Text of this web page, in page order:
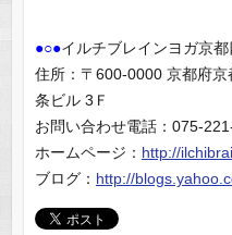
●○●イルチブレインヨガ京
住所：〒600-0000 京都府
条ビル 3Ｆ
お問い合わせ電話：075-
ホームページ： http://
ブログ： http://